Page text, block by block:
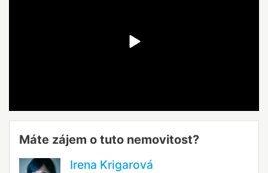
Máte zájem o tuto nemovitost?
Irena Krigarová